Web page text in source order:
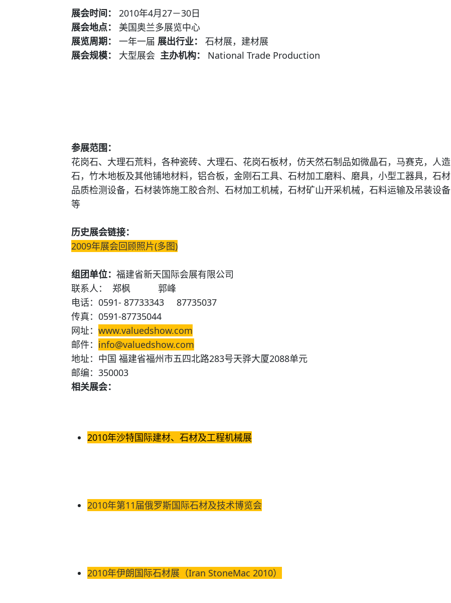
展会时间：
2010年4月27－30日
展会地点：
美国奥兰多展览中心
展览周期：
一年一届 展出行业：
石材展，建材展
展会规模：
大型展会 主办机构： National Trade Production
参展范围：
花岗石、大理石荒料，各种瓷砖、大理石、花岗石板材，仿天然石制品如微晶石，马赛克，人造
石，竹木地板及其他铺地材料，铝合板，金刚石工具、石材加工磨料、磨具，小型工器具，石材
品质检测设备，石材装饰施工胶合剂、石材加工机械，石材矿山开采机械，石料运输及吊装设备
等
历史展会链接：
2009年展会回顾照片(多图)
组团单位： 福建省新天国际会展有限公司
联系人： 郑枫 郭峰
电话：0591- 87733343 87735037
传真：0591-87735044
网址： www.valuedshow.com
邮件： info@valuedshow.com
地址：中国 福建省福州市五四北路283号天骅大厦2088单元
邮编：350003
相关展会：
2010年沙特国际建材、石材及工程机械展
2010年第11届俄罗斯国际石材及技术博览会
2010年伊朗国际石材展（Iran StoneMac 2010）